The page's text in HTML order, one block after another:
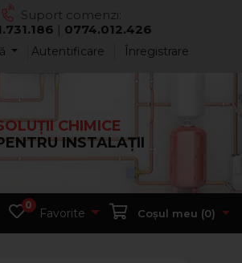
Suport comenzi:
| 0774.012.426
Autentificare Înregistrare
CHIMICE
INSTALAȚII
0
Favorite Coșul meu (0)